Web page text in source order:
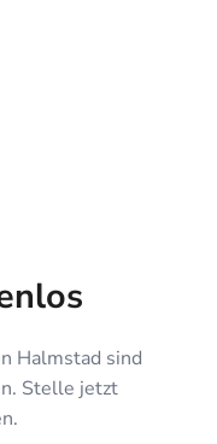
Halmstad sind
Stelle jetzt